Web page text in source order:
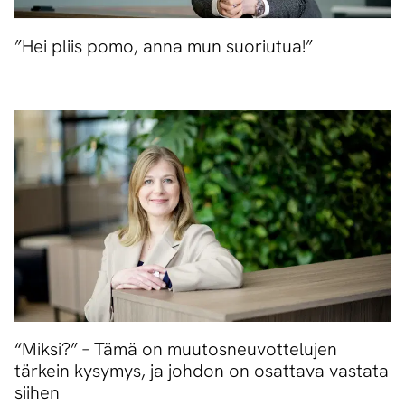
”Hei pliis pomo, anna mun suoriutua!”
“Miksi?” – Tämä on muutosneuvottelujen
tärkein kysymys, ja johdon on osattava vastata
siihen